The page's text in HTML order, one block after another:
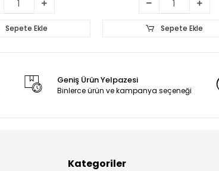
Sepete Ekle Sepete Ekle
Geniş Ürün Yelpazesi
Binlerce ürün ve kampanya seçeneği
Kategoriler